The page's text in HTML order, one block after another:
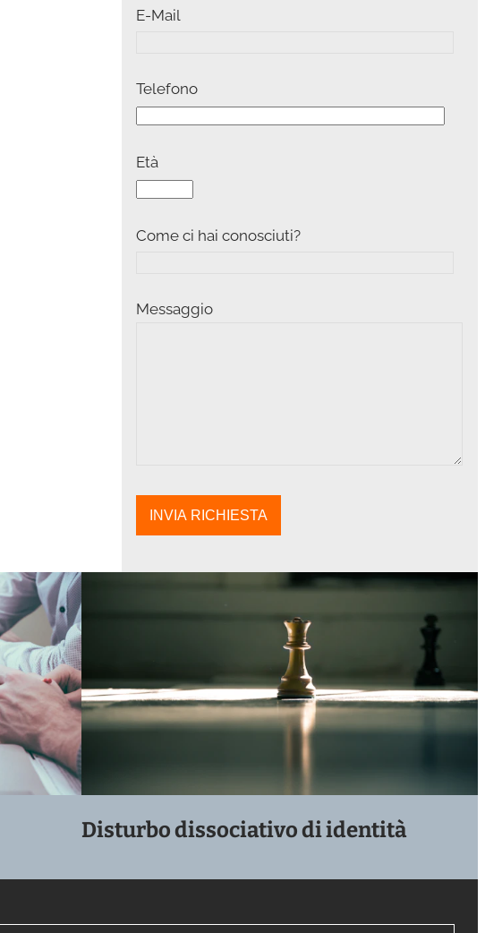
E-Mail
Telefono
Età
Come ci hai conosciuti?
Messaggio
Disturbo dissociativo di identità